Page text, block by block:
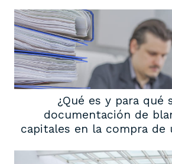
¿Qué es y para qué
documentación de
capitales en la compra de